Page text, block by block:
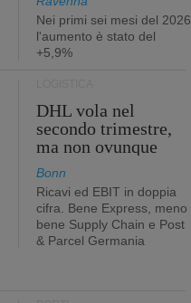
Nei primi sei mesi del 2026
l'aumento è stato del
+5,9%
DHL vola nel
secondo trimestre,
ma non ovunque
Bonn
Ricavi ed EBIT in doppia
cifra. Bene Express, meno
bene Supply Chain e Post
& Parcel Germania